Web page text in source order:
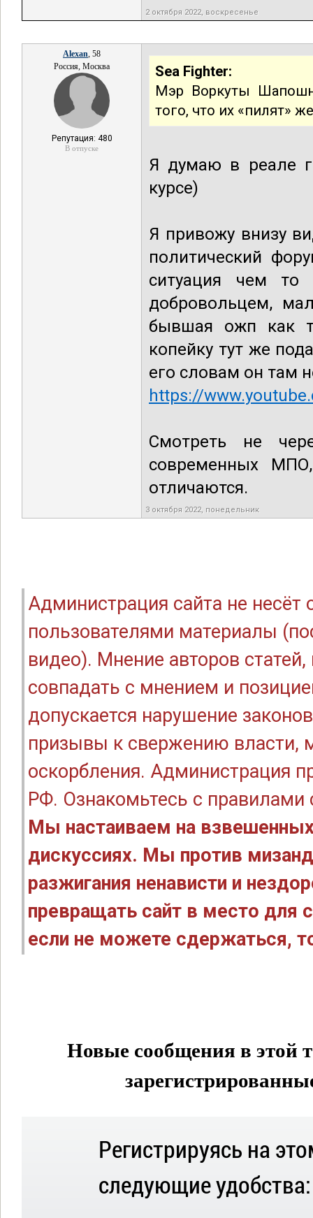
2 октября 2022, воскресенье
Alexan, 58
Россия, Москва
Репутация: 480
В отпуске
Sea Fighter:
Мэр Воркуты
того, что их «пилят»
Я думаю в реале
курсе)
Я привожу внизу
политический
ситуация чем то
добровольцем,
бывшая ожп как
копейку тут же
его словам он там
https://
Смотреть не
современных
отличаются.
3 октября 2022, понедельник
Администрация сайта не
пользователями материалы
видео). Мнение авторов
совпадать с мнением и
допускается нарушение
призывы к свержению власти,
оскорбления. Администрация
РФ. Ознакомьтесь с правилами
Мы настаиваем на
дискуссиях. Мы против
разжигания ненависти и
превращать сайт в место для
если не можете сдержаться,
Новые сообщения в этой
Регистрируясь на
следующие удобства: